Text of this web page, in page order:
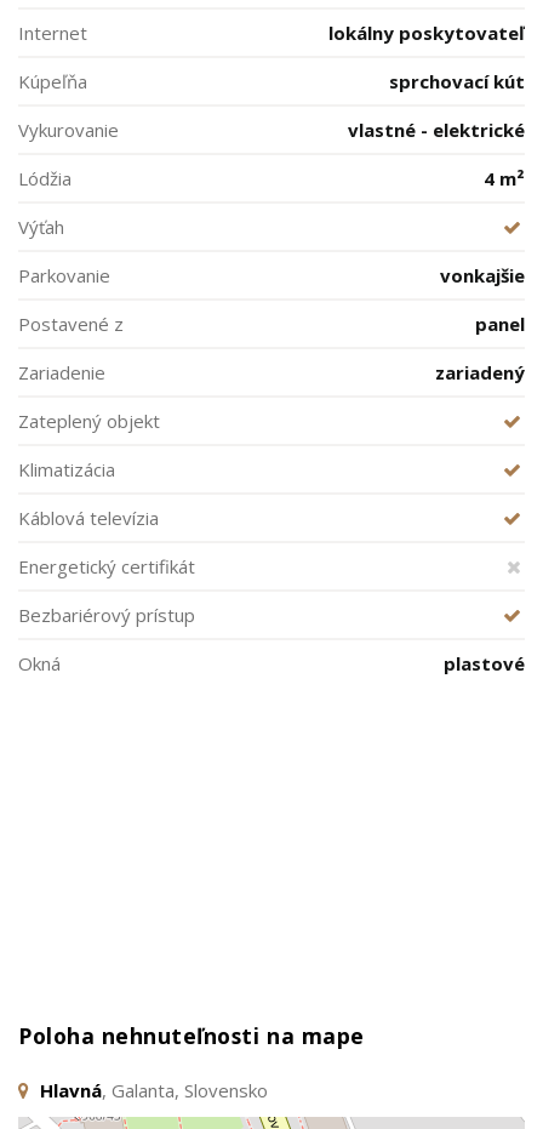
Internet
lokálny poskytovateľ
Kúpeľňa
sprchovací kút
Vykurovanie
vlastné - elektrické
Lódžia
4 m²
Výťah
Parkovanie
vonkajšie
Postavené z
panel
Zariadenie
zariadený
Zateplený objekt
Klimatizácia
Káblová televízia
Energetický certifikát
Bezbariérový prístup
Okná
plastové
Poloha nehnuteľnosti na mape
Hlavná, Galanta, Slovensko